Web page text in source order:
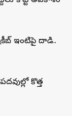
ఇంటిపై దాడి..
కొత్త